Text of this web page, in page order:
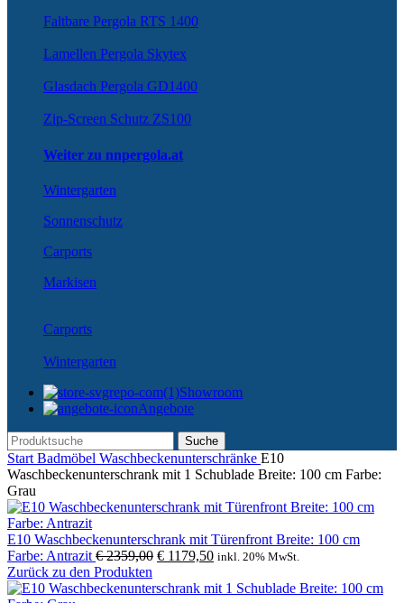
Faltbare Pergola RTS 1400
Lamellen Pergola Skytex
Glasdach Pergola GD1400
Zip-Screen Schutz ZS100
Weiter zu nnpergola.at
Wintergarten
Sonnenschutz
Carports
Markisen
Carports
Wintergarten
Showroom
Angebote
Suche
Start Badmöbel Waschbeckenunterschränke E10
Waschbeckenunterschrank mit 1 Schublade Breite: 100 cm Farbe:
Grau
E10 Waschbeckenunterschrank mit Türenfront Breite: 100 cm
Farbe: Antrazit €2359,00 Ursprünglicher
war:
€ 1179,50Aktueller
ist:
inkl. 20% MwSt.
Zurück zu den Produkten